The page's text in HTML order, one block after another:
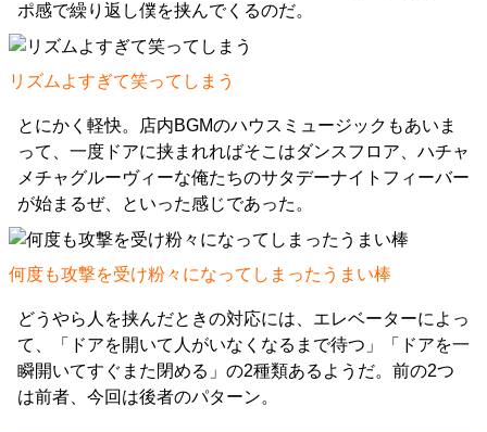
ポ感で繰り返し僕を挟んでくるのだ。
リズムよすぎて笑ってしまう
とにかく軽快。店内BGMのハウスミュージックもあいま
って、一度ドアに挟まれればそこはダンスフロア、ハチャ
メチャグルーヴィーな俺たちのサタデーナイトフィーバー
が始まるぜ、といった感じであった。
何度も攻撃を受け粉々になってしまったうまい棒
どうやら人を挟んだときの対応には、エレベーターによっ
て、「ドアを開いて人がいなくなるまで待つ」「ドアを一
瞬開いてすぐまた閉める」の2種類あるようだ。前の2つ
は前者、今回は後者のパターン。